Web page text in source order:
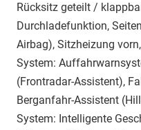
Rücksitz geteilt /
Durchladefunktion,
Airbag), Sitzheizung
System:
(Frontradar-Assistent),
Berganfahr-Assistent
System: Intelligente